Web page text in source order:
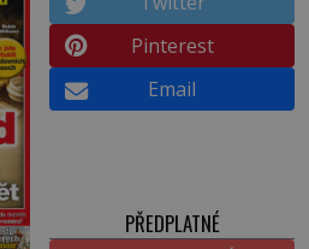
Pinterest
Email
PŘEDPLATNÉ